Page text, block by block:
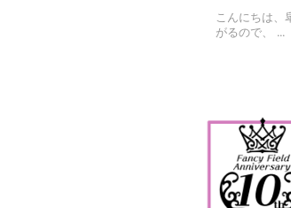
こんにちは、
がるので、 ...